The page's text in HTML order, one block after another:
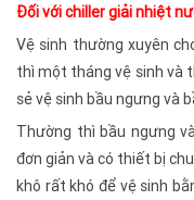
Đối với chiller giải nhiệt
Vệ sinh thường xuyên
thì một tháng vệ sinh và
sẻ vệ sinh bầu ngưng và
Thường thì bầu ngưng
đơn giản và có thiết bị
khô rất khó để vệ sinh